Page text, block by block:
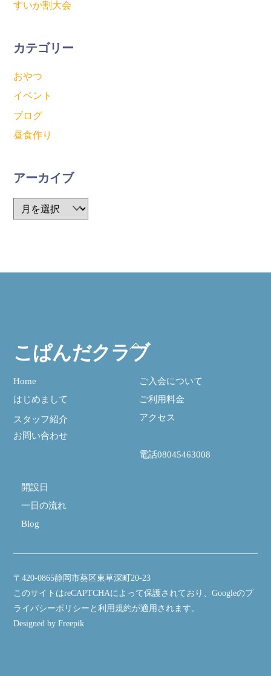
すいか割大会
カテゴリー
おやつ
イベント
ブログ
昼食作り
アーカイブ
ー
ト
ッ
に
戻
る
こぱんだクラブ
Home
はじめまして
スタッフ紹介
お問い合わせ
ご入会について
ご利用料金
アクセス
電話08045463008
開設日
一日の流れ
Blog
〒420-0865静岡市葵区東草深町20-23
このサイトはreCAPTCHAによって保護されており、Googleのプ
ライバシーポリシーと利用規約が適用されます。
Designed by Freepik